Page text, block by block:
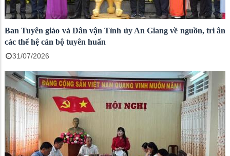
Ban Tuyên giáo và Dân vận Tỉnh ủy An Giang về nguồn, tri ân
các thế hệ cán bộ tuyên huấn
31/07/2026